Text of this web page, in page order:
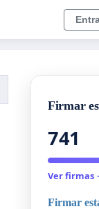
Firmar
741
Ver firmas
Firmar